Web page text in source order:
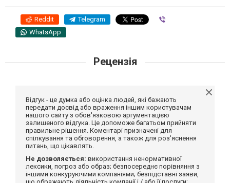
Reddit Telegram
WhatsApp
Рецензія
Відгук - це думка або оцінка людей, які бажають
передати досвід або враження іншим користувачам
нашого сайту з обов'язковою аргументацією
залишеного відгука. Це допоможе багатьом прийняти
правильне рішення. Коментарі призначені для
спілкування та обговорення, а також для роз'яснення
питань, що цікавлять.
Не дозволяється: використання ненормативної
лексики, погроз або образ; безпосереднє порівняння з
іншими конкуруючими компаніями; безпідставні заяви,